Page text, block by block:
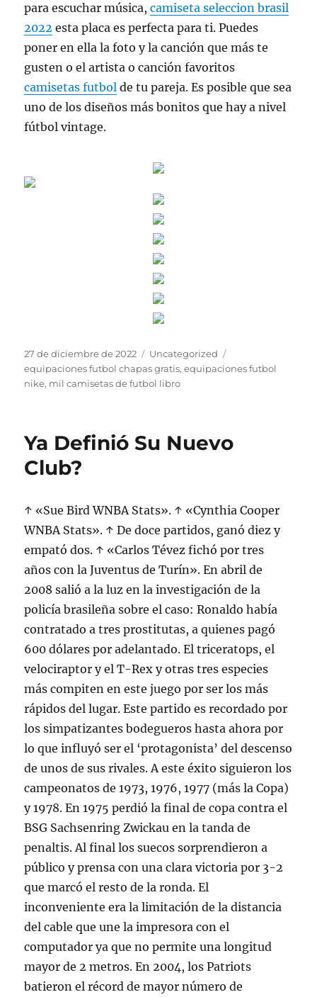
para escuchar música,camiseta seleccion brasil
2022 esta placa es perfecta para ti. Puedes
poner en ella la foto y la canción que más te
gusten o el artista o canción favoritos
camisetas futbol de tu pareja. Es posible que sea
uno de los diseños más bonitos que hay a nivel
fútbol vintage.
Publicado
el
27 de diciembre de 2022 Categorías
Uncategorized
equipaciones futbol chapas gratis,equipaciones futbol
nike, mil camisetas de futbol libro
Ya Definió Su Nuevo
Club?
↑ «Sue Bird WNBA Stats». ↑ «Cynthia Cooper
WNBA Stats». ↑ De doce partidos, ganó diez y
empató dos. ↑ «Carlos Tévez fichó por tres
años con la Juventus de Turín». En abril de
2008 salió a la luz en la investigación de la
policía brasileña sobre el caso: Ronaldo había
contratado a tres prostitutas, a quienes pagó
600 dólares por adelantado. El triceratops, el
velociraptor y el T-Rex y otras tres especies
más compiten en este juego por ser los más
rápidos del lugar. Este partido es recordado por
los simpatizantes bodegueros hasta ahora por
lo que influyó ser el ‘protagonista’ del descenso
de unos de sus rivales. A este éxito siguieron los
campeonatos de 1973, 1976, 1977 (más la Copa)
y 1978. En 1975 perdió la final de copa contra el
BSG Sachsenring Zwickau en la tanda de
penaltis. Al final los suecos sorprendieron a
público y prensa con una clara victoria por 3-2
que marcó el resto de la ronda. El
inconveniente era la limitación de la distancia
del cable que une la impresora con el
computador ya que no permite una longitud
mayor de 2 metros. En 2004, los Patriots
batieron el récord de mayor número de